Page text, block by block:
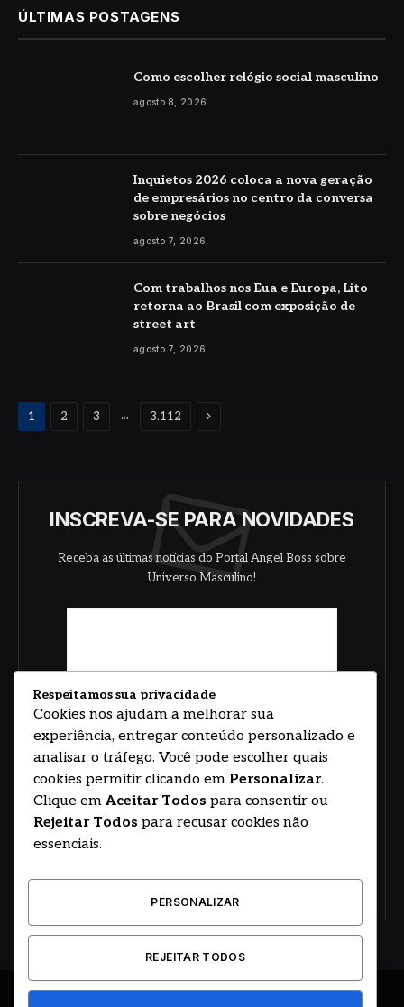
ÚLTIMAS POSTAGENS
Como escolher relógio social masculino
agosto 8, 2026
Inquietos 2026 coloca a nova geração
de empresários no centro da conversa
sobre negócios
agosto 7, 2026
Com trabalhos nos Eua e Europa, Lito
retorna ao Brasil com exposição de
street art
agosto 7, 2026
1 2 3 ... 3.112 Proximo
INSCREVA-SE PARA NOVIDADES
Receba as últimas notícias do Portal Angel Boss sobre
Universo Masculino!
Respeitamos sua privacidade
Cookies nos ajudam a melhorar sua
experiência, entregar conteúdo personalizado e
analisar o tráfego. Você pode escolher quais
cookies permitir clicando em Personalizar.
Clique em Aceitar Todos para consentir ou
Rejeitar Todos para recusar cookies não
essenciais.
PERSONALIZAR
REJEITAR TODOS